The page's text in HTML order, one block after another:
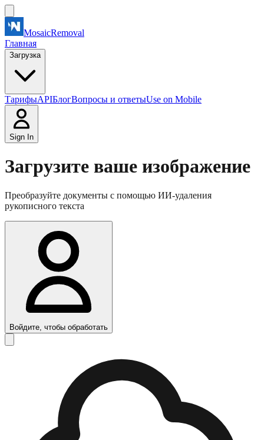
MosaicRemoval
Главная
Загрузка
ТарифыAPIБлогВопросы и ответыUse on Mobile
Sign In
Загрузите ваше изображение
Преобразуйте документы с помощью ИИ-удаления
рукописного текста
Войдите, чтобы обработать